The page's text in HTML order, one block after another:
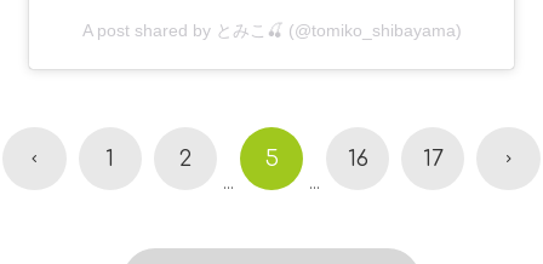
A post shared by とみこ🍒 (@tomiko_shibayama)
1 2
...
5
...
16 17